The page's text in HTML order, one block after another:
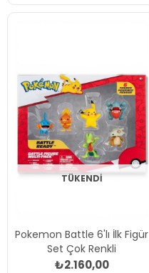
TÜKENDI
Pokemon Battle 6'lı İlk Figür
Set Çok Renkli
₺2.160,00